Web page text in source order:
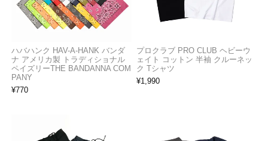
ハバハンク HAV-A-HANK バンダ
ナ アメリカ製 トラディショナル
ペイズリーTHE BANDANNA COM
PANY
¥770
プロクラブ PRO CLUB ヘビーウ
ェイト コットン 半袖 クルーネッ
ク Tシャツ
¥1,990